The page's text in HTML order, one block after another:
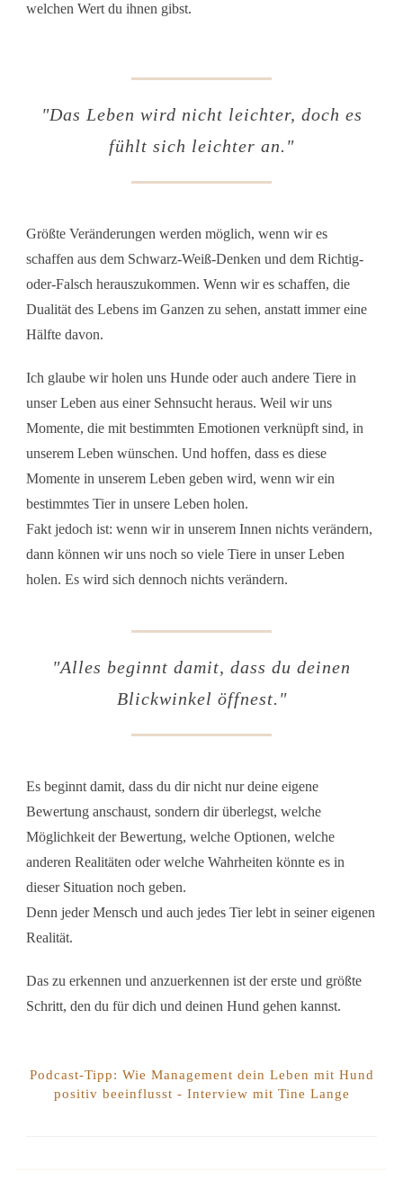
welchen Wert du ihnen gibst.
"Das Leben wird nicht leichter, doch es
fühlt sich leichter an."
Größte Veränderungen werden möglich, wenn wir es
schaffen aus dem Schwarz-Weiß-Denken und dem Richtig-
oder-Falsch herauszukommen. Wenn wir es schaffen, die
Dualität des Lebens im Ganzen zu sehen, anstatt immer eine
Hälfte davon.
Ich glaube wir holen uns Hunde oder auch andere Tiere in
unser Leben aus einer Sehnsucht heraus. Weil wir uns
Momente, die mit bestimmten Emotionen verknüpft sind, in
unserem Leben wünschen. Und hoffen, dass es diese
Momente in unserem Leben geben wird, wenn wir ein
bestimmtes Tier in unsere Leben holen.
Fakt jedoch ist: wenn wir in unserem Innen nichts verändern,
dann können wir uns noch so viele Tiere in unser Leben
holen. Es wird sich dennoch nichts verändern.
"Alles beginnt damit, dass du deinen
Blickwinkel öffnest."
Es beginnt damit, dass du dir nicht nur deine eigene
Bewertung anschaust, sondern dir überlegst, welche
Möglichkeit der Bewertung, welche Optionen, welche
anderen Realitäten oder welche Wahrheiten könnte es in
dieser Situation noch geben.
Denn jeder Mensch und auch jedes Tier lebt in seiner eigenen
Realität.
Das zu erkennen und anzuerkennen ist der erste und größte
Schritt, den du für dich und deinen Hund gehen kannst.
Podcast-Tipp: Wie Management dein Leben mit Hund
positiv beeinflusst - Interview mit Tine Lange